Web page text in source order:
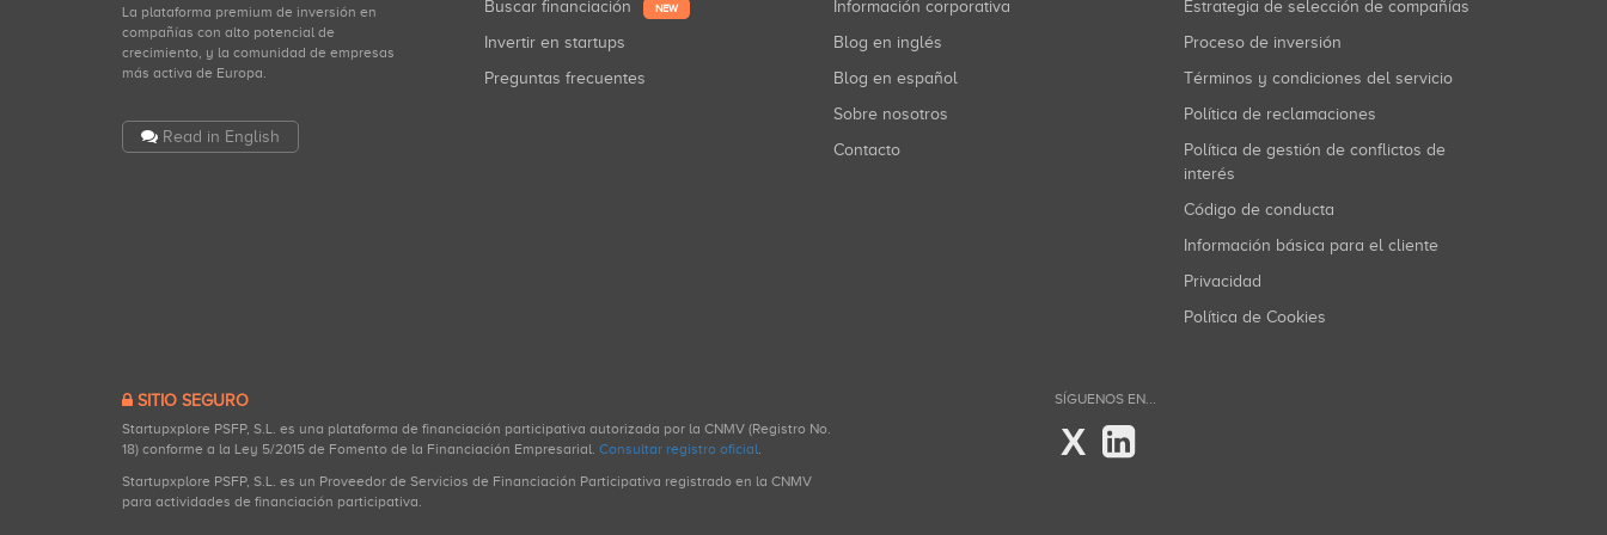
La plataforma premium de inversión en
compañías con alto potencial de
crecimiento, y la comunidad de empresas
más activa de Europa.
Read in English
Buscar financiación NEW
Invertir en startups
Preguntas frecuentes
Información corporativa
Blog en inglés
Blog en español
Sobre nosotros
Contacto
Estrategia de selección de compañías
Proceso de inversión
Términos y condiciones del servicio
Política de reclamaciones
Política de gestión de conflictos de
interés
Código de conducta
Información básica para el cliente
Privacidad
Política de Cookies
SITIO SEGURO
Startupxplore PSFP, S.L. es una plataforma de financiación participativa autorizada por la CNMV (Registro No.
18) conforme a la Ley 5/2015 de Fomento de la Financiación Empresarial. Consultar registro oficial.
Startupxplore PSFP, S.L. es un Proveedor de Servicios de Financiación Participativa registrado en la CNMV
para actividades de financiación participativa.
SÍGUENOS EN...
X